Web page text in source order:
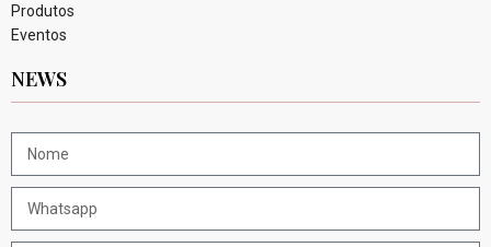
Produtos
Eventos
NEWS